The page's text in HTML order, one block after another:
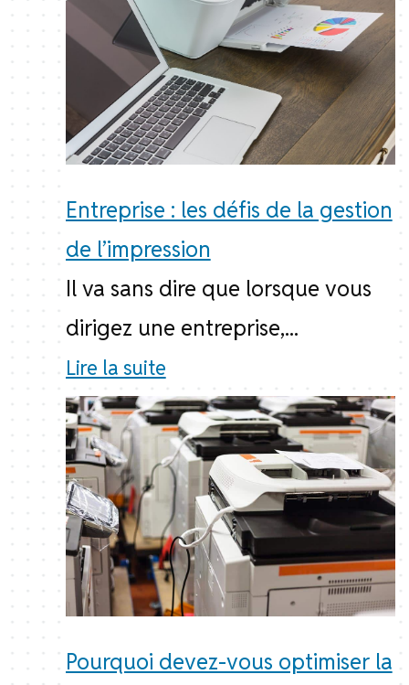
Entreprise : les défis de la gestion
de l’impression
Il va sans dire que lorsque vous
dirigez une entreprise,...
Lire la suite
Pourquoi devez-vous optimiser la